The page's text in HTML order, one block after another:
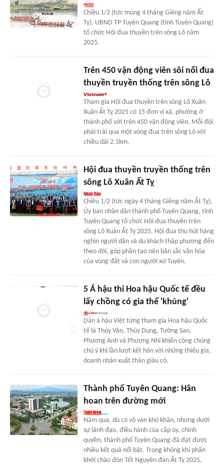
Chiều 1/2 (tức mùng 4 tháng Giêng năm Ất
Tỵ), UBND TP Tuyên Quang (tỉnh Tuyên Quang)
tổ chức Hội đua thuyền trên sông Lô năm
2025.
Trên 450 vận động viên sôi nổi đua
thuyền truyền thống trên sông Lô
Tham gia Hội đua thuyền trên sông Lô Xuân
Xuân Ất Tỵ 2025 có 15 đơn vị xã, phường ở
thành phố với trên 450 vận động viên. Mỗi đội
phải trải qua một vòng đua trên sông Lô với
chiều dài 2,5km.
Hội đua thuyền truyền thống trên
sông Lô Xuân Ất Tỵ
Chiều 1/2 (tức ngày 4 tháng Giêng năm Ất Tỵ),
Ủy ban nhân dân thành phố Tuyên Quang, tỉnh
Tuyên Quang tổ chức Hội đua thuyền trên
sông Lô Xuân Ất Tỵ 2025. Hội đua thu hút hàng
nghìn người dân và du khách thập phương đến
theo dõi, góp phần tạo nên bản sắc văn hóa
của vùng đất và con người xứ Tuyên.
5 Á hậu thi Hoa hậu Quốc tế đều
lấy chồng có gia thế 'khủng'
Dàn á hậu Việt từng tham gia Hoa hậu Quốc
tế là Thúy Vân, Thùy Dung, Tường San,
Phương Anh và Phương Nhi khiến công chúng
chú ý khi lần lượt kết hôn với những thiếu gia,
doanh nhân xuất thân giàu có.
Thành phố Tuyên Quang: Hân
hoan trên đường mới
Năm qua, dù có vô vàn khó khăn, nhưng dưới
sự lãnh đạo, điều hành của cấp ủy, chính
quyền, thành phố Tuyên Quang đã đạt được
nhiều kết quả nổi bật. Trong không khí phấn
khởi chào đón Tết Nguyên đán Ất Tỵ 2025,